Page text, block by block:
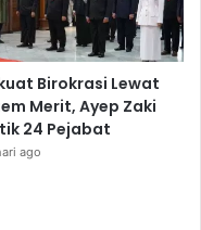
Birokrasi Lewat
Merit, Ayep Zaki
24 Pejabat
ago